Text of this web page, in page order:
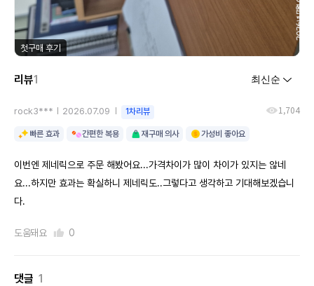
첫구매 후기
리뷰1
rock3*** 2026.07.09 1차리뷰 1,704
빠른 효과 간편한 복용 재구매 의사 가성비 좋아요
이번엔 제네릭으로 주문 해봤어요...가격차이가 많이 차이가 있지는 않네
요...하지만 효과는 확실하니 제네릭도..그렇다고 생각하고 기대해보겠습니
다.
도움돼요 0
댓글 1